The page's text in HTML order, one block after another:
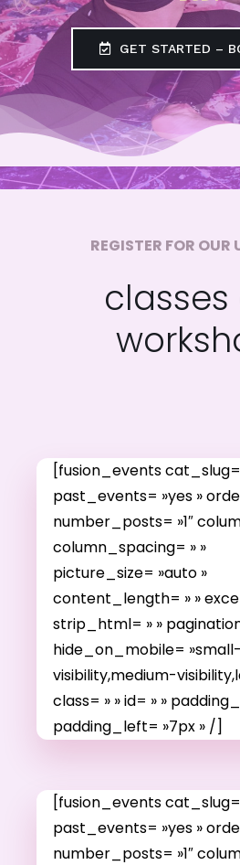
GET STARTED –
REGISTER FOR
[fusion_events
past_events= »yes »
number_posts= »1″
column_spacing= » »
picture_size= »auto »
content_length= » »
strip_html= » »
hide_on_mobile= »small-
visibility,medium-
class= » » id= » »
padding_left= »7px » /]
[fusion_events
past_events= »yes »
number_posts= »1″